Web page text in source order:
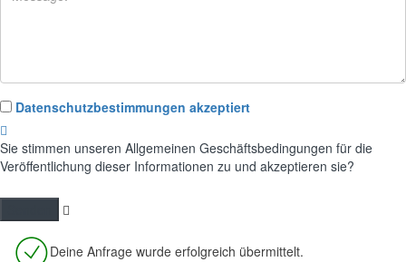
Datenschutzbestimmungen akzeptiert
Sie stimmen unseren Allgemeinen Geschäftsbedingungen für die
Veröffentlichung dieser Informationen zu und akzeptieren sie?
Deine Anfrage wurde erfolgreich übermittelt.